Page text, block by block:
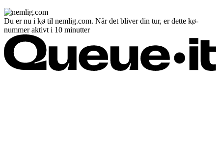
Du er nu i kø til nemlig.com. Når det bliver din tur, er dette kø-
nummer aktivt i 10 minutter